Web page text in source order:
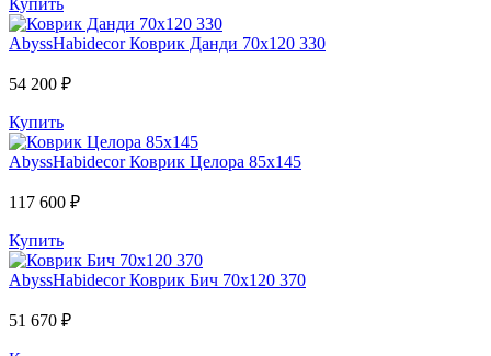
AbyssHabidecor Коврик Данди 70х120 330
54 200 ₽
Купить
AbyssHabidecor Коврик Целора 85х145
117 600 ₽
Купить
AbyssHabidecor Коврик Бич 70х120 370
51 670 ₽